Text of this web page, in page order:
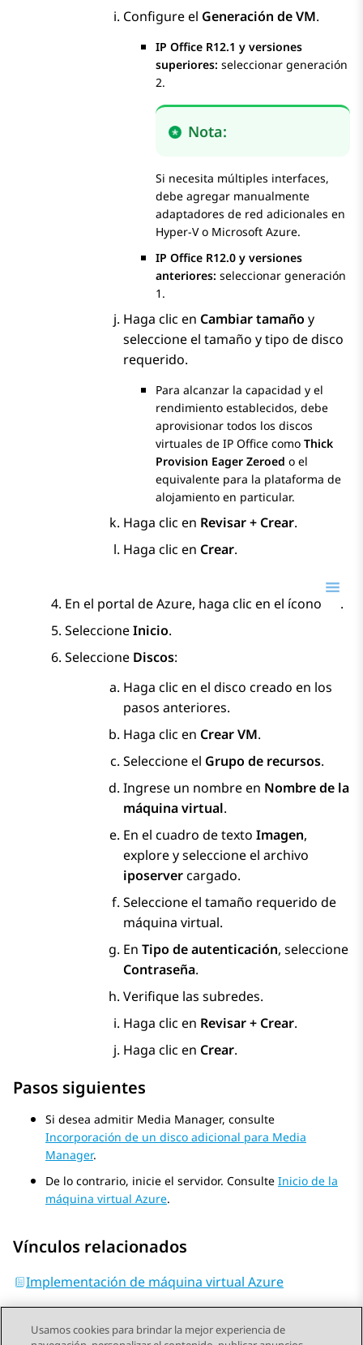
Configure el Generación de VM.
IP Office R12.1 y versiones
superiores: seleccionar generación
2.
Nota:
Si necesita múltiples interfaces,
debe agregar manualmente
adaptadores de red adicionales en
Hyper-V o Microsoft Azure.
IP Office R12.0 y versiones
anteriores: seleccionar generación
1.
Haga clic en Cambiar tamaño y
seleccione el tamaño y tipo de disco
requerido.
Para alcanzar la capacidad y el
rendimiento establecidos, debe
aprovisionar todos los discos
virtuales de IP Office como Thick
Provision Eager Zeroed o el
equivalente para la plataforma de
alojamiento en particular.
Haga clic en Revisar + Crear.
Haga clic en Crear.
En el portal de Azure, haga clic en el ícono
.
SeleccioneInicio.
Seleccione Discos:
Haga clic en el disco creado en los
pasos anteriores.
Haga clic en Crear VM.
Seleccione el Grupo de recursos.
Ingrese un nombre en Nombre de la
máquina virtual.
En el cuadro de texto Imagen,
explore y seleccione el archivo
iposervercargado.
Seleccione el tamaño requerido de
máquina virtual.
En Tipo de autenticación, seleccione
Contraseña.
Verifique las subredes.
Haga clic en Revisar + Crear.
Haga clic en Crear.
Pasos siguientes
Si desea admitir Media Manager, consulte
Incorporación de un disco adicional para Media
Manager.
De lo contrario, inicie el servidor. Consulte Inicio de la
máquina virtual Azure.
Vínculos relacionados
Implementación de máquina virtual Azure
Usamos cookies para brindar la mejor experiencia de